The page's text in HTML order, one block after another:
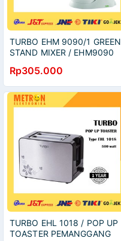
TURBO EHM 9090/1 GREEN
STAND MIXER / EHM9090
Rp305.000
TURBO EHL 1018 / POP UP
TOASTER PEMANGGANG